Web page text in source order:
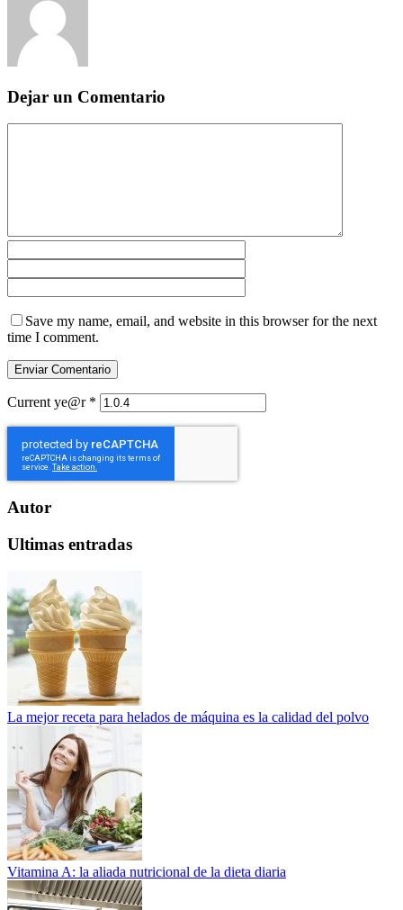
Dejar un Comentario
Save my name, email, and website in this browser for the next
time I comment.
Current ye@r *
Autor
Ultimas entradas
La mejor receta para helados de máquina es la calidad del polvo
Vitamina A: la aliada nutricional de la dieta diaria